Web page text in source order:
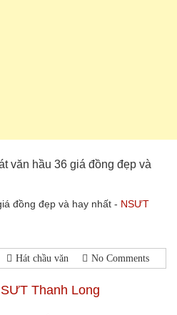
văn hầu 36 giá đồng đẹp và
đồng đẹp và hay nhất - NSƯT
Hát chầu văn No Comments
Thanh Long